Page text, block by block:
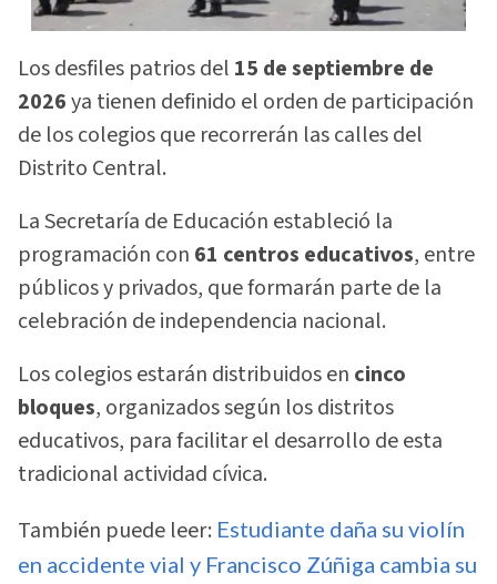
Los desfiles patrios del 15 de septiembre de
2026ya tienen definido el orden de participación
de los colegios que recorrerán las calles del
Distrito Central.
La Secretaría de Educación estableció la
programación con 61 centros educativos, entre
públicos y privados, que formarán parte de la
celebración de independencia nacional.
Los colegios estarán distribuidos en cinco
bloques, organizados según los distritos
educativos, para facilitar el desarrollo de esta
tradicional actividad cívica.
También puede leer: Estudiante daña su violín
en accidente vial y Francisco Zúñiga cambia su